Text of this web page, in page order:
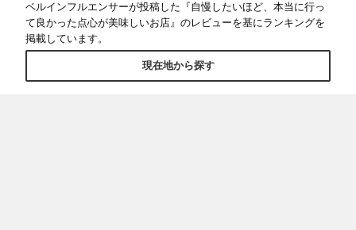
ベルインフルエンサーが投稿した『自慢したいほど、本当に行っ
て良かった点心が美味しいお店』のレビューを基にランキングを
掲載しています。
現在地から探す